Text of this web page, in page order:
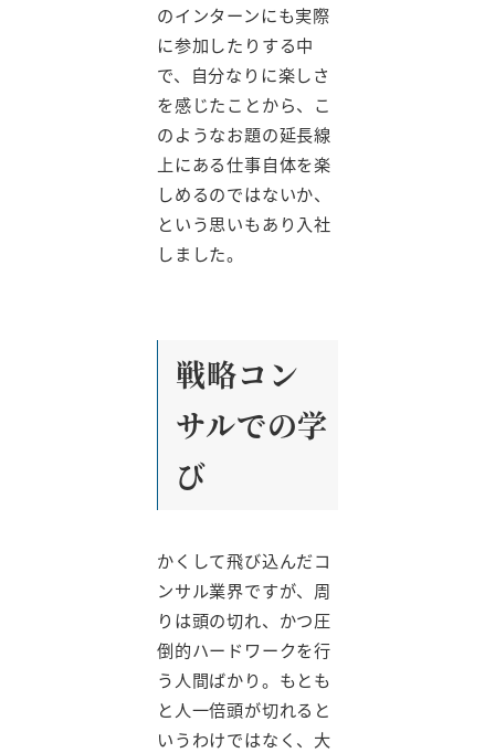
のインターンにも実際
に参加したりする中
で、自分なりに楽しさ
を感じたことから、こ
のようなお題の延長線
上にある仕事自体を楽
しめるのではないか、
という思いもあり入社
しました。
戦略コン
サルでの学
び
かくして飛び込んだコ
ンサル業界ですが、周
りは頭の切れ、かつ圧
倒的ハードワークを行
う人間ばかり。もとも
と人一倍頭が切れると
いうわけではなく、大